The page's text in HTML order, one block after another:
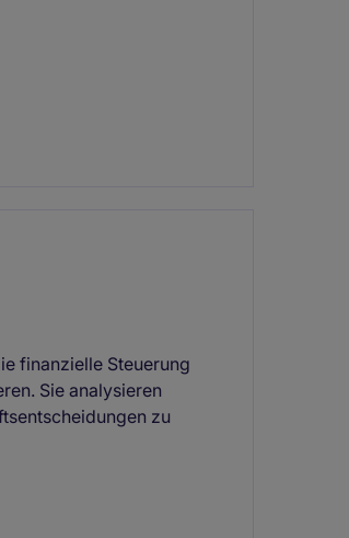
finanzielle Steuerung
Sie analysieren
zu